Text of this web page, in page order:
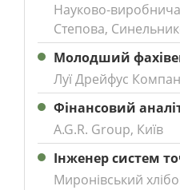
Науково-
Степова,
Молодший
Луї Дрейфус
Фінансовий
A.G.R. Group, Київ
Інженер систем
Миронівський